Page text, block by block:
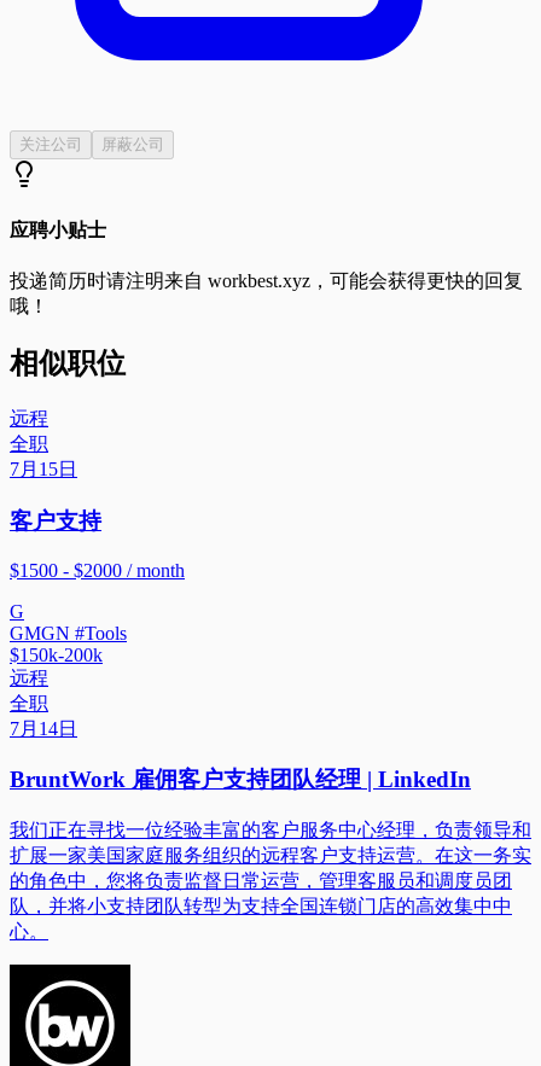
关注公司 屏蔽公司
应聘小贴士
投递简历时请注明来自 workbest.xyz ，可能会获得更快的回复
哦！
相似职位
远程
全职
7月15日
客户支持
$1500 - $2000 / month
G
GMGN #Tools
$150k-200k
远程
全职
7月14日
BruntWork 雇佣客户支持团队经理 | LinkedIn
我们正在寻找一位经验丰富的客户服务中心经理，负责领导和
扩展一家美国家庭服务组织的远程客户支持运营。在这一务实
的角色中，您将负责监督日常运营，管理客服员和调度员团
队，并将小支持团队转型为支持全国连锁门店的高效集中中
心。